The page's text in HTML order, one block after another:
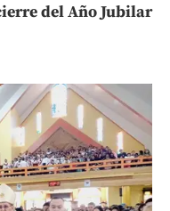
del Año Jubilar